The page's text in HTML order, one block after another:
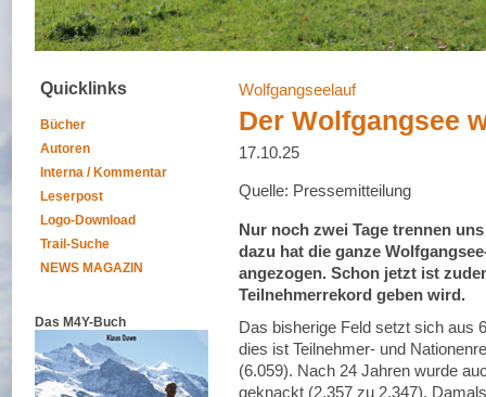
Quicklinks
Bücher
Autoren
Interna / Kommentar
Leserpost
Logo-Download
Trail-Suche
NEWS MAGAZIN
Das M4Y-Buch
Wolfgangseelauf
Der Wolfgangsee
17.10.25
Quelle: Pressemitteilung
Nur noch zwei Tage trennen
dazu hat die ganze
angezogen. Schon jetzt ist
Teilnehmerrekord geben wird.
Das bisherige Feld setzt sich aus
dies ist Teilnehmer- und
(6.059). Nach 24 Jahren wurde
geknackt (2.357 zu 2.347).